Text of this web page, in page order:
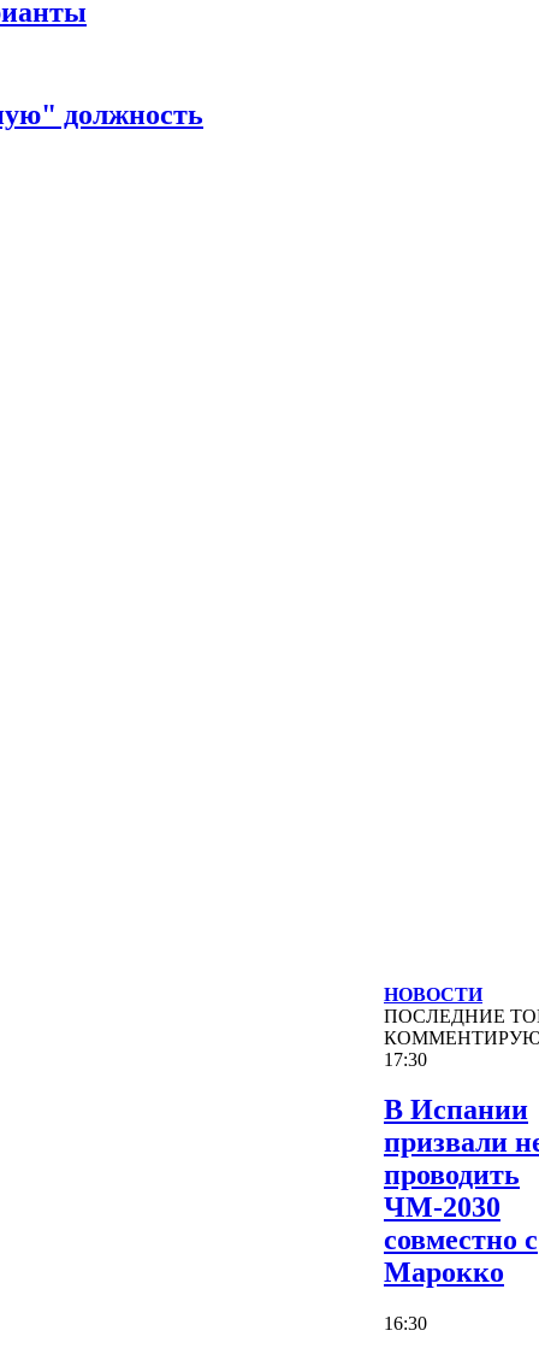
должность
НОВОСТИ
ПОСЛЕДНИЕ
17:30
В Испании
призвали
проводить
ЧМ-2030
совместно с
Марокко
16:30